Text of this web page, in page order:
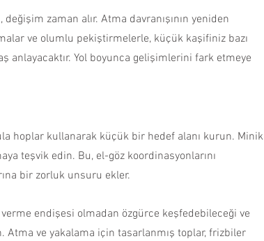
ve olumlu pekiştirmelerle, küçük kaşifiniz bazı
anlayacaktır. Yol boyunca gelişimlerini fark etmeye
hoplar kullanarak küçük bir hedef alanı kurun. Minik
teşvik edin. Bu, el-göz koordinasyonlarını
bir zorluk unsuru ekler.
verme endişesi olmadan özgürce keşfedebileceği ve
Atma ve yakalama için tasarlanmış toplar, frizbiler